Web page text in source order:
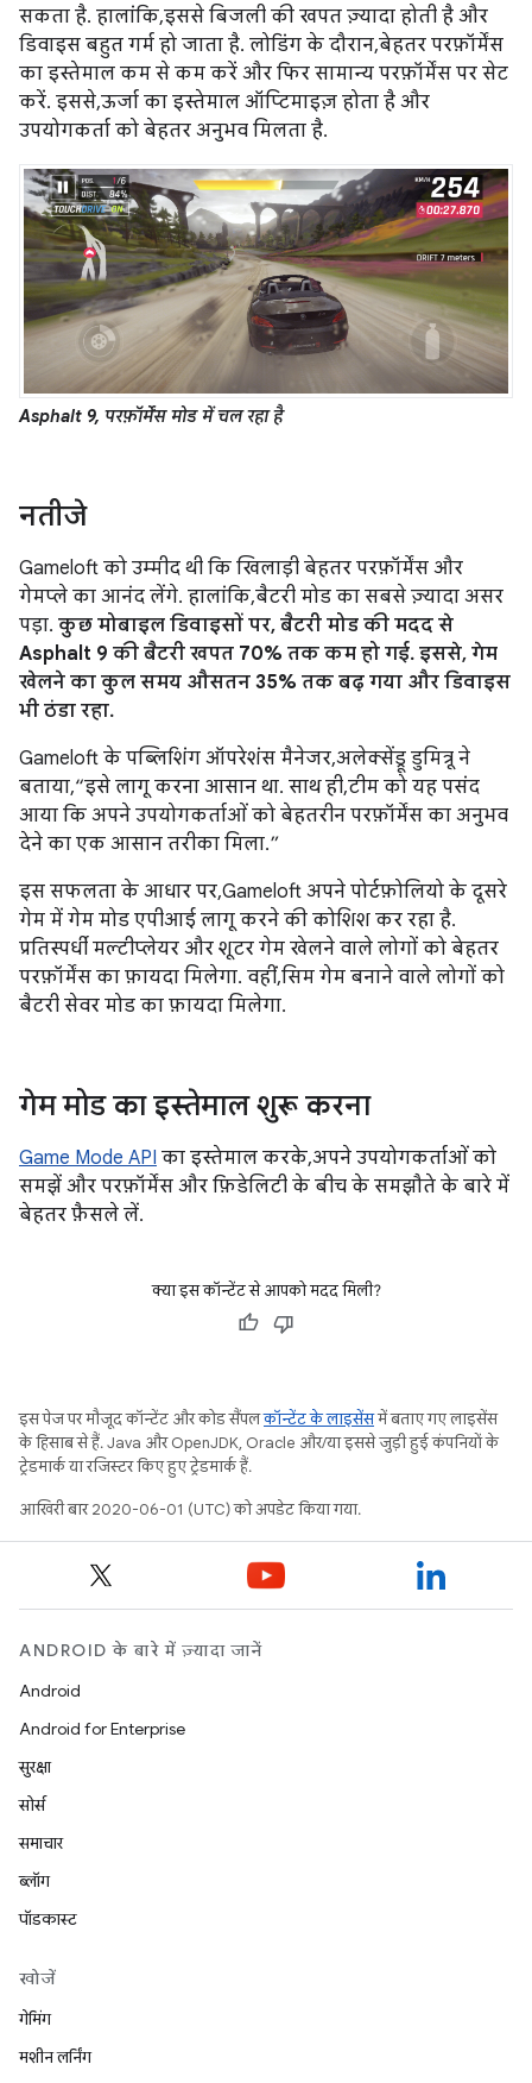
सकता है. हालांकि, इससे बिजली की खपत ज़्यादा होती है और
डिवाइस बहुत गर्म हो जाता है. लोडिंग के दौरान, बेहतर परफ़ॉर्मेंस
का इस्तेमाल कम से कम करें और फिर सामान्य परफ़ॉर्मेंस पर सेट
करें. इससे, ऊर्जा का इस्तेमाल ऑप्टिमाइज़ होता है और
उपयोगकर्ता को बेहतर अनुभव मिलता है.
Asphalt 9, परफ़ॉर्मेंस मोड में चल रहा है
नतीजे
Gameloft को उम्मीद थी कि खिलाड़ी बेहतर परफ़ॉर्मेंस और
गेमप्ले का आनंद लेंगे. हालांकि, बैटरी मोड का सबसे ज़्यादा असर
पड़ा. कुछ मोबाइल डिवाइसों पर, बैटरी मोड की मदद से
Asphalt 9 की बैटरी खपत 70% तक कम हो गई. इससे, गेम
खेलने का कुल समय औसतन 35% तक बढ़ गया और डिवाइस
भी ठंडा रहा.
Gameloft के पब्लिशिंग ऑपरेशंस मैनेजर, अलेक्सेंड्रू डुमित्रू ने
बताया, “इसे लागू करना आसान था. साथ ही, टीम को यह पसंद
आया कि अपने उपयोगकर्ताओं को बेहतरीन परफ़ॉर्मेंस का अनुभव
देने का एक आसान तरीका मिला.”
इस सफलता के आधार पर, Gameloft अपने पोर्टफ़ोलियो के दूसरे
गेम में गेम मोड एपीआई लागू करने की कोशिश कर रहा है.
प्रतिस्पर्धी मल्टीप्लेयर और शूटर गेम खेलने वाले लोगों को बेहतर
परफ़ॉर्मेंस का फ़ायदा मिलेगा. वहीं, सिम गेम बनाने वाले लोगों को
बैटरी सेवर मोड का फ़ायदा मिलेगा.
गेम मोड का इस्तेमाल शुरू करना
Game Mode API का इस्तेमाल करके, अपने उपयोगकर्ताओं को
समझें और परफ़ॉर्मेंस और फ़िडेलिटी के बीच के समझौते के बारे में
बेहतर फ़ैसले लें.
क्या इस कॉन्टेंट से आपको मदद मिली?
इस पेज पर मौजूद कॉन्टेंट और कोड सैंपलकॉन्टेंट के लाइसेंसमें बताए गए लाइसेंस
के हिसाब से हैं. Java और OpenJDK, Oracle और/या इससे जुड़ी हुई कंपनियों के
ट्रेडमार्क या रजिस्टर किए हुए ट्रेडमार्क हैं.
आखिरी बार 2020-06-01 (UTC) को अपडेट किया गया.
ANDROID के बारे में ज़्यादा जानें
Android
Android for Enterprise
सुरक्षा
सोर्स
समाचार
ब्लॉग
पॉडकास्ट
खोजें
गेमिंग
मशीन लर्निंग